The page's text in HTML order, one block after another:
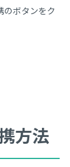
のボタンをク
方法